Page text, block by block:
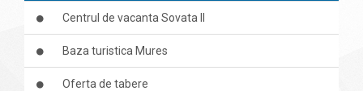
Centrul de vacanta Sovata II
Baza turistica Mures
Oferta de tabere